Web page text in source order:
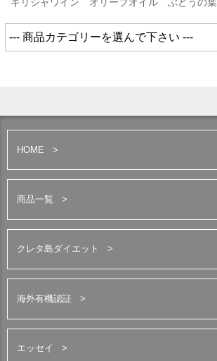
HOME
商品一覧
クレタ島ダイエット
海外有機認証
エッセイ